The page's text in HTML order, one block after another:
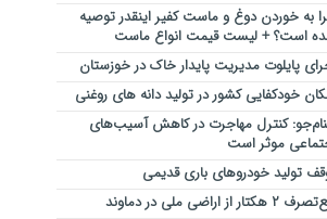
به خوردن دوغ و ماست کفیر اینقدر توصیه
است؟ + لیست قیمت انواع ماست
پایلوت مدیریت پایدار خاک در خوزستان
خودکفایی کشور در تولید دانه های روغنی
کنترل مهاجرت در کاهش آسیب‌های
موثر است
تولید خودروهای باری قدیمی
هکتار از اراضی ملی در دماوند